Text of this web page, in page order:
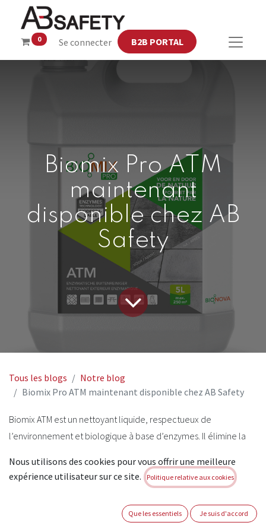
0 Se connecter B2B PORTAL
Biomix Pro ATM
maintenant
disponible chez AB
Safety
Tous les blogs
Notre blog
Biomix Pro ATM maintenant disponible chez AB Safety
Biomix ATM est un nettoyant liquide, respectueux de
l’environnement et biologique à base d’enzymes. Il élimine la
l’agent de nettoyage idéal pour toutes les surfaces extérieures
et est très facile à utiliser. Diluer le produit exclusivement avec
de l’eau, l’appliquer et laisser la nature faire son travail (pluie et
vent). Pas de temps perdu à frotter. Selon les conditions
Nous utilisons des cookies pour vous offrir une meilleure
expérience utilisateur sur ce site.
Politique relative aux cookies
Que les essentiels Je suis d'accord